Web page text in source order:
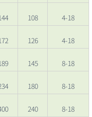
108 4-18
126 4-18
145 8-18
180 8-18
240 8-18